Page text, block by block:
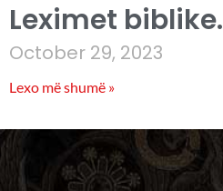
Leximet biblike.
October 29, 2023
Lexo më shumë »